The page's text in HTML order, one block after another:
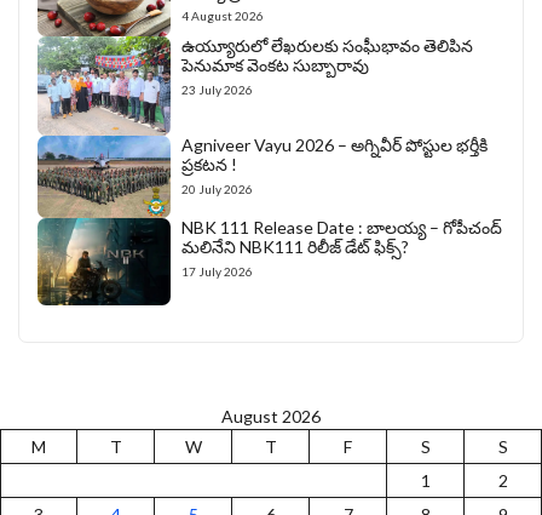
4 August 2026
ఉయ్యూరులో లేఖరులకు సంఘీభావం తెలిపిన
పెనుమాక వెంకట సుబ్బారావు
23 July 2026
Agniveer Vayu 2026 – అగ్నివీర్‌ పోస్టుల భర్తీకి
ప్రకటన !
20 July 2026
NBK 111 Release Date : బాలయ్య – గోపీచంద్
మలినేని NBK111 రిలీజ్ డేట్ ఫిక్స్?
17 July 2026
August 2026
M
T W T F S
S
1
2